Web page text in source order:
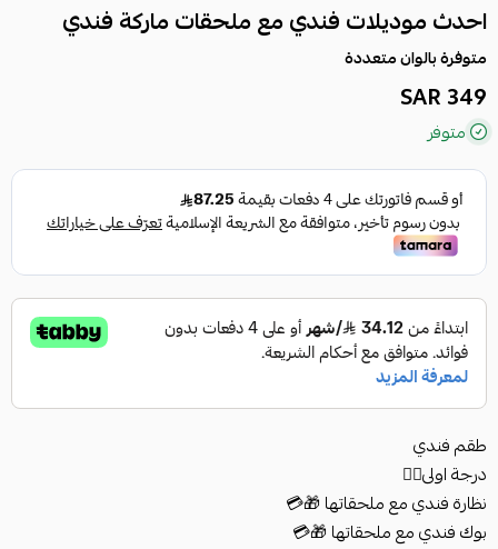
احدث موديلات فندي مع ملحقات ماركة فندي
متوفرة بالوان متعددة
349 SAR
متوفر
طقم فندي
درجة اولى👍🏻
نظارة فندي مع ملحقاتها 🎁💳
بوك فندي مع ملحقاتها 🎁💳